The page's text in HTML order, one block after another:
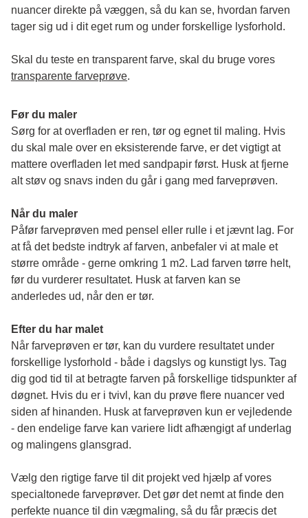
nuancer direkte på væggen, så du kan se, hvordan farven
tager sig ud i dit eget rum og under forskellige lysforhold.
transparente farveprøve.
Før du maler
Sørg for at overfladen er ren, tør og egnet til maling. Hvis
du skal male over en eksisterende farve, er det vigtigt at
mattere overfladen let med sandpapir først. Husk at fjerne
alt støv og snavs inden du går i gang med farveprøven.
Når du maler
Påfør farveprøven med pensel eller rulle i et jævnt lag. For
at få det bedste indtryk af farven, anbefaler vi at male et
større område - gerne omkring 1 m2. Lad farven tørre helt,
før du vurderer resultatet. Husk at farven kan se
anderledes ud, når den er tør.
Efter du har malet
Når farveprøven er tør, kan du vurdere resultatet under
forskellige lysforhold - både i dagslys og kunstigt lys. Tag
dig god tid til at betragte farven på forskellige tidspunkter af
døgnet. Hvis du er i tvivl, kan du prøve flere nuancer ved
siden af hinanden. Husk at farveprøven kun er vejledende
- den endelige farve kan variere lidt afhængigt af underlag
og malingens glansgrad.
Vælg den rigtige farve til dit projekt ved hjælp af vores
specialtonede farveprøver. Det gør det nemt at finde den
perfekte nuance til din vægmaling, så du får præcis det